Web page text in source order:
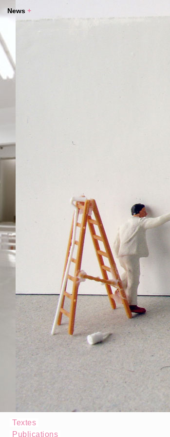
Textes
Publications
News +